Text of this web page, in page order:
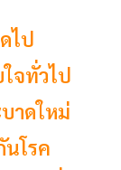
ไป
ใจทั่วไป
าดใหม่
นโรค